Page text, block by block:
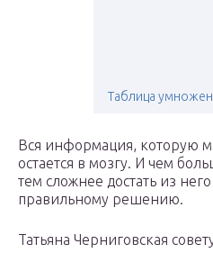
Таблица
Вся информация, которую
остается в мозгу. И чем
тем сложнее достать из
правильному решению.
Татьяна Черниговская